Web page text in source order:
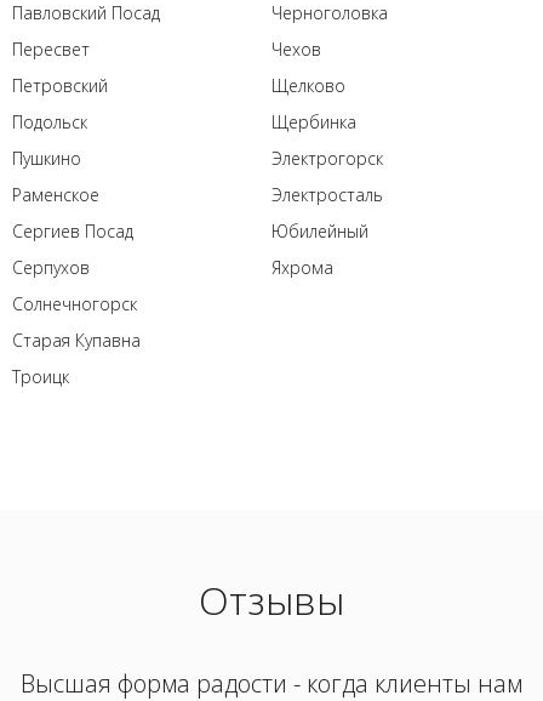
Павловский Посад
Пересвет
Петровский
Подольск
Пушкино
Раменское
Сергиев Посад
Серпухов
Солнечногорск
Старая Купавна
Троицк
Черноголовка
Чехов
Щелково
Щербинка
Электрогорск
Электросталь
Юбилейный
Яхрома
Отзывы
Высшая форма радости - когда клиенты нам